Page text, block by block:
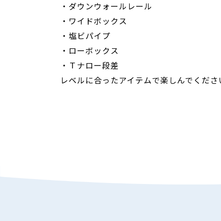
・ダウンウォールレール
・ワイドボックス
・塩ビパイプ
・ローボックス
・Ｔナロー段差
レベルに合ったアイテムで楽しんでくだ